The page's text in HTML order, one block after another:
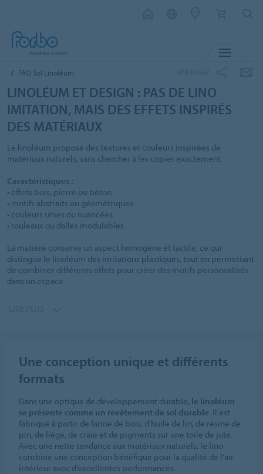
FAQ Sol Linoléum
LINOLÉUM ET DESIGN : PAS DE LINO
IMITATION, MAIS DES EFFETS INSPIRÉS
DES MATÉRIAUX
Le linoléum propose des textures et couleurs inspirées de
matériaux naturels, sans chercher à les copier exactement.
Caractéristiques :
• effets bois, pierre ou béton
• motifs abstraits ou géométriques
• couleurs unies ou nuancées
• rouleaux ou dalles modulables
La matière conserve un aspect homogène et tactile, ce qui
distingue le linoléum des imitations plastiques, tout en permettant
de combiner différents effets pour créer des motifs personnalisés
dans un espace.
Une conception unique et différents
formats
Dans une optique de développement durable, le linoléum
se présente comme un revêtement de sol durable . Il est
fabriqué à partir de farine de bois, d’huile de lin, de résine de
pin, de liège, de craie et de pigments sur une toile de jute.
Avec une nette tendance aux matériaux naturels, le lino
combine une conception bénéfique pour la qualité de l’air
intérieur avec d’excellentes performances.